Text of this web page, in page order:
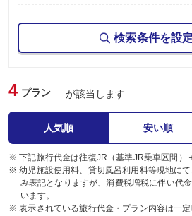
検索条件を設
4 プラン が該当します
人気順 安い順
※ 下記旅行代金は往復JR（基準JR乗車区間）
※ 幼児施設使用料、貸切風呂利用料等現地に
み表記となりますが、消費税増税に伴い代
います。
※ 表示されている旅行代金・プラン内容は一